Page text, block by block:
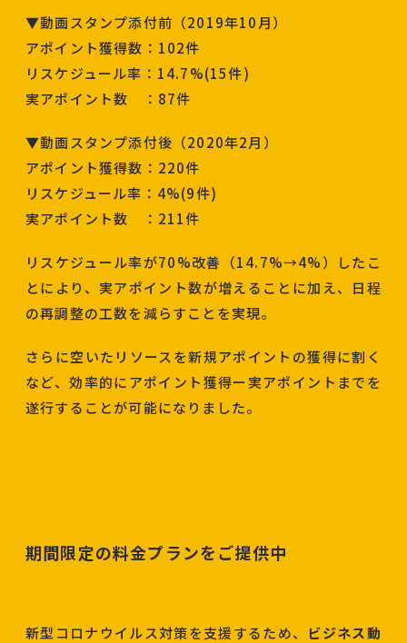
▼動画スタンプ添付前（2019年10月）
アポイント獲得数：102件
リスケジュール率：14.7%(15件)
実アポイント数 ：87件
▼動画スタンプ添付後（2020年2月）
アポイント獲得数：220件
リスケジュール率：4%(9件)
実アポイント数 ：211件
リスケジュール率が70%改善（14.7%→4%）したこ
とにより、実アポイント数が増えることに加え、日程
の再調整の工数を減らすことを実現。
さらに空いたリソースを新規アポイントの獲得に割く
など、効率的にアポイント獲得ー実アポイントまでを
遂行することが可能になりました。
期間限定の料金プランをご提供中
新型コロナウイルス対策を支援するため、 ビジネス動